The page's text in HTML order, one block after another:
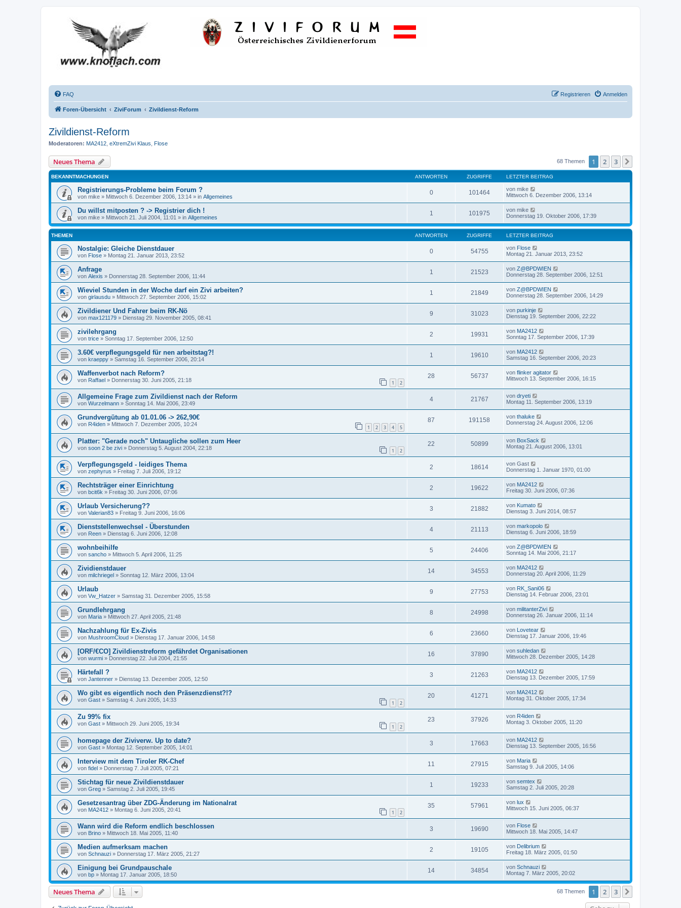
FAQ Anmelden
Registrieren
Foren-Übersicht ZiviForum Zivildienst-Reform
Zivildienst-Reform
Moderatoren: MA2412 eXtremZivi Klaus Flose
Neues Thema 68 Themen 1 2 3
BEKANNTMACHUNGEN ANTWORTEN ZUGRIFFE LETZTER BEITRAG
Registrierungs-Probleme beim Forum ?
von mike » Mittwoch 6. Dezember 2006, 13:14 » in Allgemeines
0 101464 von mike
Mittwoch 6. Dezember 2006, 13:14
Du willst mitposten ? -> Registrier dich !
von mike » Mittwoch 21. Juli 2004, 11:01 » in Allgemeines
1 101975 von mike
Donnerstag 19. Oktober 2006, 17:39
THEMEN ANTWORTEN ZUGRIFFE LETZTER BEITRAG
Nostalgie: Gleiche Dienstdauer
von Flose » Montag 21. Januar 2013, 23:52
0 54755 von Flose
Montag 21. Januar 2013, 23:52
Anfrage
von Alexis » Donnerstag 28. September 2006, 11:44
1 21523 von Z@BPDWIEN
Donnerstag 28. September 2006, 12:51
Wieviel Stunden in der Woche darf ein Zivi arbeiten?
von girlausdu » Mittwoch 27. September 2006, 15:02
1 21849 von Z@BPDWIEN
Donnerstag 28. September 2006, 14:29
Zivildiener Und Fahrer beim RK-Nö
von max121179 » Dienstag 29. November 2005, 08:41
9 31023 von purkinje
Dienstag 19. September 2006, 22:22
zivilehrgang
von trice » Sonntag 17. September 2006, 12:50
2 19931 von MA2412
Sonntag 17. September 2006, 17:39
3.60€ verpflegungsgeld für nen arbeitstag?!
von kraeppy » Samstag 16. September 2006, 20:14
1 19610 von MA2412
Samstag 16. September 2006, 20:23
Waffenverbot nach Reform?
von Raffael » Donnerstag 30. Juni 2005, 21:18 1 2
28 56737 von flinker agitator
Mittwoch 13. September 2006, 16:15
Allgemeine Frage zum Zivildienst nach der Reform
von Wurzelmann » Sonntag 14. Mai 2006, 23:49
4 21767 von dryeti
Montag 11. September 2006, 13:19
Grundvergütung ab 01.01.06 -> 262,90€
von R4iden » Mittwoch 7. Dezember 2005, 10:24 1 2 3 4 5
87 191158 von thaluke
Donnerstag 24. August 2006, 12:06
Platter: "Gerade noch" Untaugliche sollen zum Heer
von soon 2 be zivi » Donnerstag 5. August 2004, 22:18 1 2
22 50899 von BoxSack
Montag 21. August 2006, 13:01
Verpflegungsgeld - leidiges Thema
von zephyrus » Freitag 7. Juli 2006, 19:12
2 18614 von Gast
Donnerstag 1. Januar 1970, 01:00
Rechtsträger einer Einrichtung
von bcit6k » Freitag 30. Juni 2006, 07:06
2 19622 von MA2412
Freitag 30. Juni 2006, 07:36
Urlaub Versicherung??
von Valerian83 » Freitag 9. Juni 2006, 16:06
3 21882 von Kumato
Dienstag 3. Juni 2014, 08:57
Dienststellenwechsel - Überstunden
von Reen » Dienstag 6. Juni 2006, 12:08
4 21113 von markopolo
Dienstag 6. Juni 2006, 18:59
wohnbeihilfe
von sancho » Mittwoch 5. April 2006, 11:25
5 24406 von Z@BPDWIEN
Sonntag 14. Mai 2006, 21:17
Zividienstdauer
von milchriegel » Sonntag 12. März 2006, 13:04
14 34553 von MA2412
Donnerstag 20. April 2006, 11:29
Urlaub
von Vw_Hatzer » Samstag 31. Dezember 2005, 15:58
9 27753 von RK_Sani06
Dienstag 14. Februar 2006, 23:01
Grundlehrgang
von Maria » Mittwoch 27. April 2005, 21:48
8 24998 von militanterZivi
Donnerstag 26. Januar 2006, 11:14
Nachzahlung für Ex-Zivis
von MushroomCloud » Dienstag 17. Januar 2006, 14:58
6 23660 von Lovetear
Dienstag 17. Januar 2006, 19:46
[ORF/€CO] Zivildienstreform gefährdet Organisationen
von wurmi » Donnerstag 22. Juli 2004, 21:55
16 37890 von suhledan
Mittwoch 28. Dezember 2005, 14:28
Härtefall ?
von Jantenner » Dienstag 13. Dezember 2005, 12:50
3 21263 von MA2412
Dienstag 13. Dezember 2005, 17:59
Wo gibt es eigentlich noch den Präsenzdienst?!?
von Gast » Samstag 4. Juni 2005, 14:33 1 2
20 41271 von MA2412
Montag 31. Oktober 2005, 17:34
Zu 99% fix
von Gast » Mittwoch 29. Juni 2005, 19:34 1 2
23 37926 von R4iden
Montag 3. Oktober 2005, 11:20
homepage der Ziviverw. Up to date?
von Gast » Montag 12. September 2005, 14:01
3 17663 von MA2412
Dienstag 13. September 2005, 16:56
Interview mit dem Tiroler RK-Chef
von fidel » Donnerstag 7. Juli 2005, 07:21
11 27915 von Maria
Samstag 9. Juli 2005, 14:06
Stichtag für neue Zivildienstdauer
von Greg » Samstag 2. Juli 2005, 19:45
1 19233 von semtex
Samstag 2. Juli 2005, 20:28
Gesetzesantrag über ZDG-Änderung im Nationalrat
von MA2412 » Montag 6. Juni 2005, 20:41 1 2
35 57961 von lux
Mittwoch 15. Juni 2005, 06:37
Wann wird die Reform endlich beschlossen
von Brino » Mittwoch 18. Mai 2005, 11:40
3 19690 von Flose
Mittwoch 18. Mai 2005, 14:47
Medien aufmerksam machen
von Schnauzi » Donnerstag 17. März 2005, 21:27
2 19105 von Delibrium
Freitag 18. März 2005, 01:50
Einigung bei Grundpauschale
von bp » Montag 17. Januar 2005, 18:50
14 34854 von Schnauzi
Montag 7. März 2005, 20:02
Neues Thema 68 Themen 1 2 3